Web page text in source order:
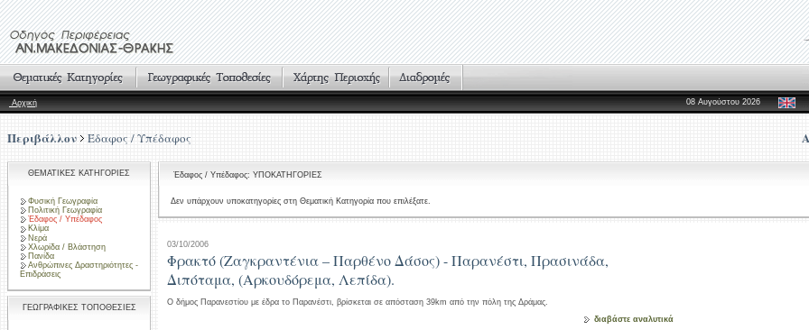
Αρχική 08 Αυγούστου 2026
Περιβάλλον Έδαφος / Υπέδαφος
ΘΕΜΑΤΙΚΕΣ ΚΑΤΗΓΟΡΙΕΣ
Φυσική Γεωγραφία
Πολιτική Γεωγραφία
Έδαφος / Υπέδαφος
Κλίμα
Νερά
Χλωρίδα / Βλάστηση
Πανίδα
Ανθρώπινες Δραστηριότητες -
Επιδράσεις
ΓΕΩΓΡΑΦΙΚΕΣ ΤΟΠΟΘΕΣΙΕΣ
Έδαφος / Υπέδαφος: ΥΠΟΚΑΤΗΓΟΡΙΕΣ
Δεν υπάρχουν υποκατηγορίες στη Θεματική Κατηγορία που επιλέξατε.
03/10/2006
Φρακτό (Ζαγκραντένια – Παρθένο Δάσος) - Παρανέστι, Πρασινάδα,
Διπόταμα, (Αρκουδόρεμα, Λεπίδα).
Ο δήμος Παρανεστίου με έδρα το Παρανέστι, βρίσκεται σε απόσταση 39km από την πόλη της Δράμας.
διαβάστε αναλυτικά